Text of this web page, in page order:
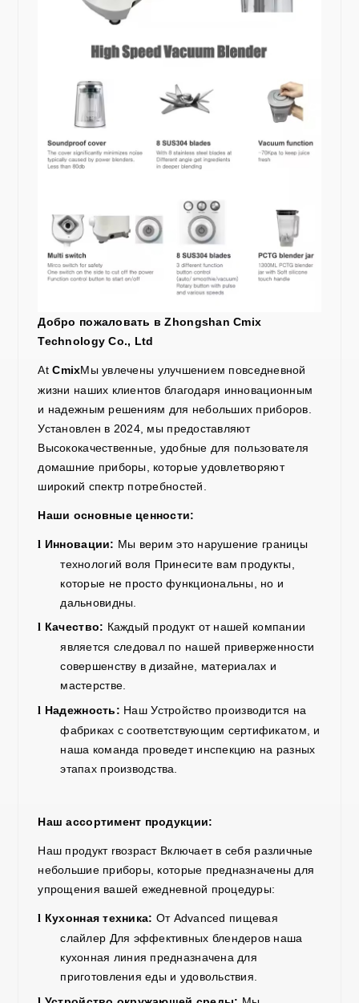
Добро пожаловать вZhongshan Cmix
Technology Co., Ltd
At CmixМы увлечены улучшением повседневной
жизни наших клиентов благодаря инновационным
и надежным решениям для небольших приборов.
Установлен в 2024, мы предоставляют
Высококачественные, удобные для пользователя
домашние приборы, которые удовлетворяют
широкий спектр потребностей.
Наши основные ценности:
l Инновации: Мы веримэто нарушение границы
технологий воля Принесите вам продукты,
которые не просто функциональны, но и
дальновидны.
l Качество: Каждый продуктот нашей компании
является следовалпо нашей приверженности
совершенству в дизайне, материалах и
мастерстве.
l Надежность: НашУстройство производится на
фабриках с соответствующим сертификатом, и
наша команда проведет инспекцию на разных
этапах производства.
Наш ассортимент продукции:
Наш продукт rвозрастВключает в себя различные
небольшие приборы, которые предназначены для
упрощения вашей ежедневной процедуры:
l Кухонная техника: От Advanced пищевая
слайлер Для эффективных блендеров наша
кухонная линия предназначена для
приготовления еды и удовольствия.